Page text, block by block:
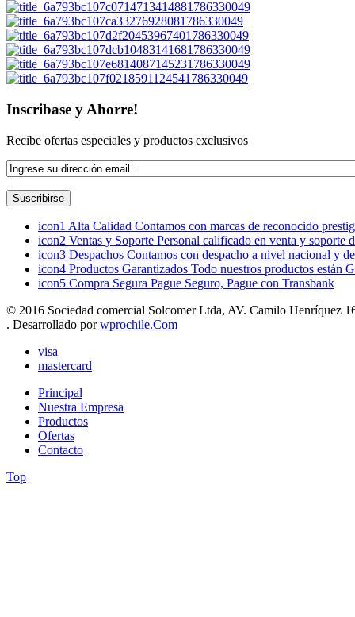
Inscribase y Ahorre!
Recibe ofertas especiales y productos exclusivos
icon1 Alta Calidad Contamos con marcas de reconocido
icon2 Ventas y Soporte Personal calificado en venta y soporte
icon3 Despachos Contamos con despacho a nivel nacional y
icon4 Productos Garantizados Todo nuestros productos están
icon5 Compra Segura Pague Seguro, Pague con Transbank
© 2016 Sociedad comercial Solcomer Ltda, AV. Camilo Henríquez
. Desarrollado porwprochile.Com
visa
mastercard
Principal
Nuestra Empresa
Productos
Ofertas
Contacto
Top